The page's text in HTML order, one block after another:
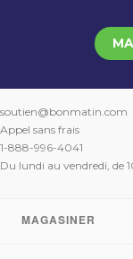
soutien@bonmatin.com
Appel sans frais
1-888-996-4041
Du lundi au vendredi, de
MAGASINER